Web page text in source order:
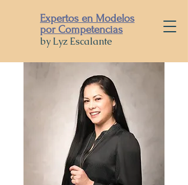
Expertos en Modelos
por Competencias
by Lyz Escalante